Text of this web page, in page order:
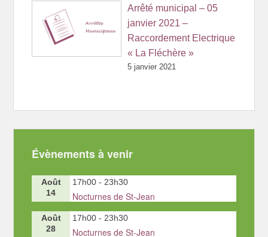
Arrêté municipal – 05
janvier 2021 –
Raccordement Electrique
« La Fléchère »
5 janvier 2021
Évènements à venir
Août
14
17h00 - 23h30
Nocturnes de St-Jean
Août
28
17h00 - 23h30
Nocturnes de St-Jean